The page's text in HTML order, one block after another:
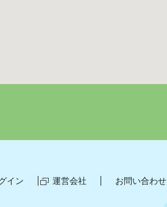
イン 運営会社 お問い合わせ